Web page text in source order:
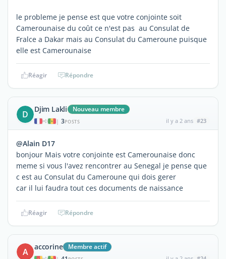
le probleme je pense est que votre conjointe soit
Camerounaise du coût ce n'est pas au Consulat de
Fralce a Dakar mais au Consulat du Cameroune puisque
elle est Camerounaise
Réagir Répondre
D Djim Lakli Nouveau membre
| 3POSTS il y a 2 ans #23
@Alain D17
bonjour Mais votre conjointe est Camerounaise donc
meme si vous l'avez rencontrer au Senegal je pense que
c est au Consulat du Cameroune qui dois gerer
car il lui faudra tout ces documents de naissance
Réagir Répondre
A accorine Membre actif